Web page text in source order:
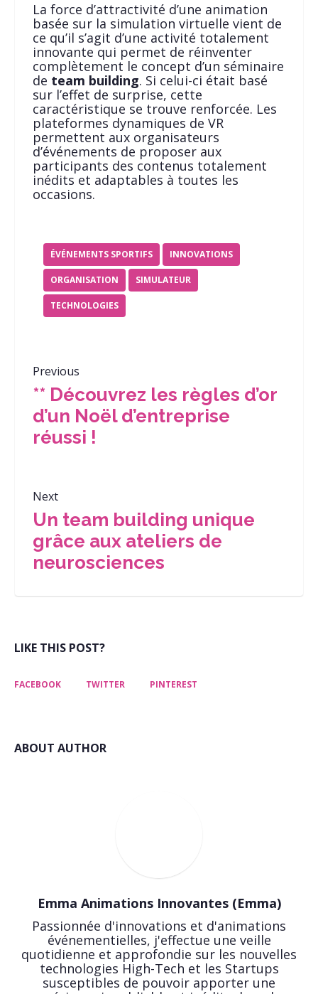
La force d’attractivité d’une animation
basée sur la simulation virtuelle vient de
ce qu’il s’agit d’une activité totalement
innovante qui permet de réinventer
complètement le concept d’un séminaire
de team building. Si celui-ci était basé
sur l’effet de surprise, cette
caractéristique se trouve renforcée. Les
plateformes dynamiques de VR
permettent aux organisateurs
d’événements de proposer aux
participants des contenus totalement
inédits et adaptables à toutes les
occasions.
ÉVÉNEMENTS SPORTIFS INNOVATIONS
ORGANISATION SIMULATEUR
TECHNOLOGIES
Previous
** Découvrez les règles d’or
d’un Noël d’entreprise
réussi !
Next
Un team building unique
grâce aux ateliers de
neurosciences
LIKE THIS POST?
FACEBOOK TWITTER PINTEREST
ABOUT AUTHOR
Emma Animations Innovantes (Emma)
Passionnée d'innovations et d'animations
événementielles, j'effectue une veille
quotidienne et approfondie sur les nouvelles
technologies High-Tech et les Startups
susceptibles de pouvoir apporter une